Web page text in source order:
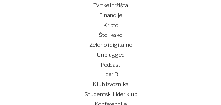
Tvrtke i tržišta
Financije
Kripto
Što i kako
Zeleno i digitalno
Unplugged
Podcast
Lider BI
Klub izvoznika
Studentski Lider klub